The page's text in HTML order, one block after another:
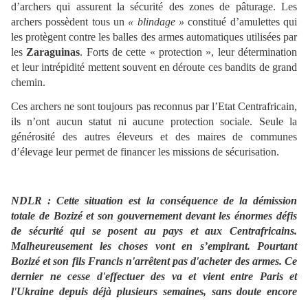
d’archers qui assurent la sécurité des zones de pâturage. Les
archers possèdent tous un « blindage » constitué d’amulettes qui
les protègent contre les balles des armes automatiques utilisées par
les Zaraguinas. Forts de cette « protection », leur détermination
et leur intrépidité mettent souvent en déroute ces bandits de grand
chemin.
Ces archers ne sont toujours pas reconnus par l’Etat Centrafricain,
ils n’ont aucun statut ni aucune protection sociale. Seule la
générosité des autres éleveurs et des maires de communes
d’élevage leur permet de financer les missions de sécurisation.
NDLR : Cette situation est la conséquence de la démission
totale de Bozizé et son gouvernement devant les énormes défis
de sécurité qui se posent au pays et aux Centrafricains.
Malheureusement les choses vont en s’empirant. Pourtant
Bozizé et son fils Francis n'arrêtent pas d'acheter des armes. Ce
dernier ne cesse d'effectuer des va et vient entre Paris et
l'Ukraine depuis déjà plusieurs semaines, sans doute encore